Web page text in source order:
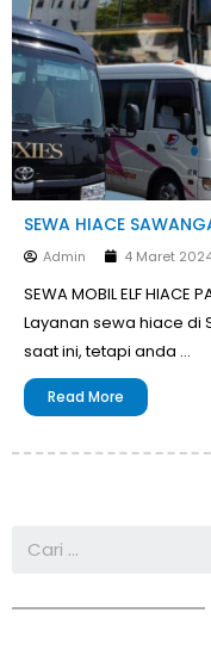
SEWA HIACE
Admin 4 Maret
SEWA MOBIL ELF HIACE
Layanan sewa hiace di
saat ini, tetapi anda …
Read More